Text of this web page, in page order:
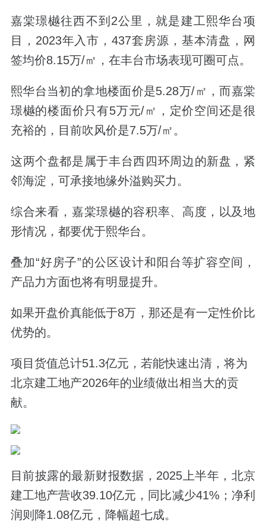
嘉棠璟樾往西不到2公里，就是建工熙华台项
目，2023年入市，437套房源，基本清盘，网
签均价8.15万/㎡，在丰台市场表现可圈可点。
熙华台当初的拿地楼面价是5.28万/㎡，而嘉棠
璟樾的楼面价只有5万元/㎡，定价空间还是很
充裕的，目前吹风价是7.5万/㎡。
这两个盘都是属于丰台西四环周边的新盘，紧
邻海淀，可承接地缘外溢购买力。
综合来看，嘉棠璟樾的容积率、高度，以及地
形情况，都要优于熙华台。
叠加“好房子”的公区设计和阳台等扩容空间，
产品力方面也将有明显提升。
如果开盘价真能低于8万，那还是有一定性价比
优势的。
项目货值总计51.3亿元，若能快速出清，将为
北京建工地产2026年的业绩做出相当大的贡
献。
目前披露的最新财报数据，2025上半年，北京
建工地产营收39.10亿元，同比减少41%；净利
润则降1.08亿元，降幅超七成。